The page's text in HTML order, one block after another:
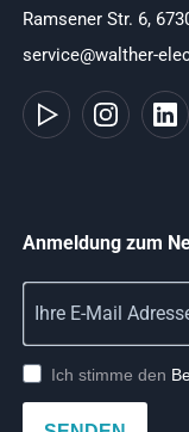
Ramsener Str. 6,
service@walther-
Anmeldung zum
Ich stimme den